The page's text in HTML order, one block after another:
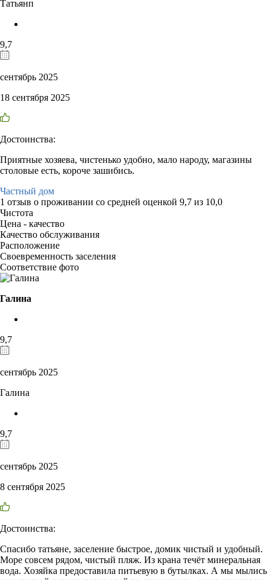
Татьянп
9,7
сентябрь 2025
18 сентября 2025
Достоинства:
Приятные хозяева, чистенько удобно, мало народу, магазины
столовые есть, короче зашибись.
Частный дом
1 отзыв о проживании со средней оценкой 9,7 из 10,0
Чистота
Цена - качество
Качество обслуживания
Расположение
Своевременность заселения
Соответствие фото
Галина
9,7
сентябрь 2025
Галина
9,7
сентябрь 2025
8 сентября 2025
Достоинства:
Спасибо татьяне, заселение быстрое, домик чистый и удобный.
Море совсем рядом, чистый пляж. Из крана течёт минеральная
вода. Хозяйка предоставила питьевую в бутылках. А мы мылись